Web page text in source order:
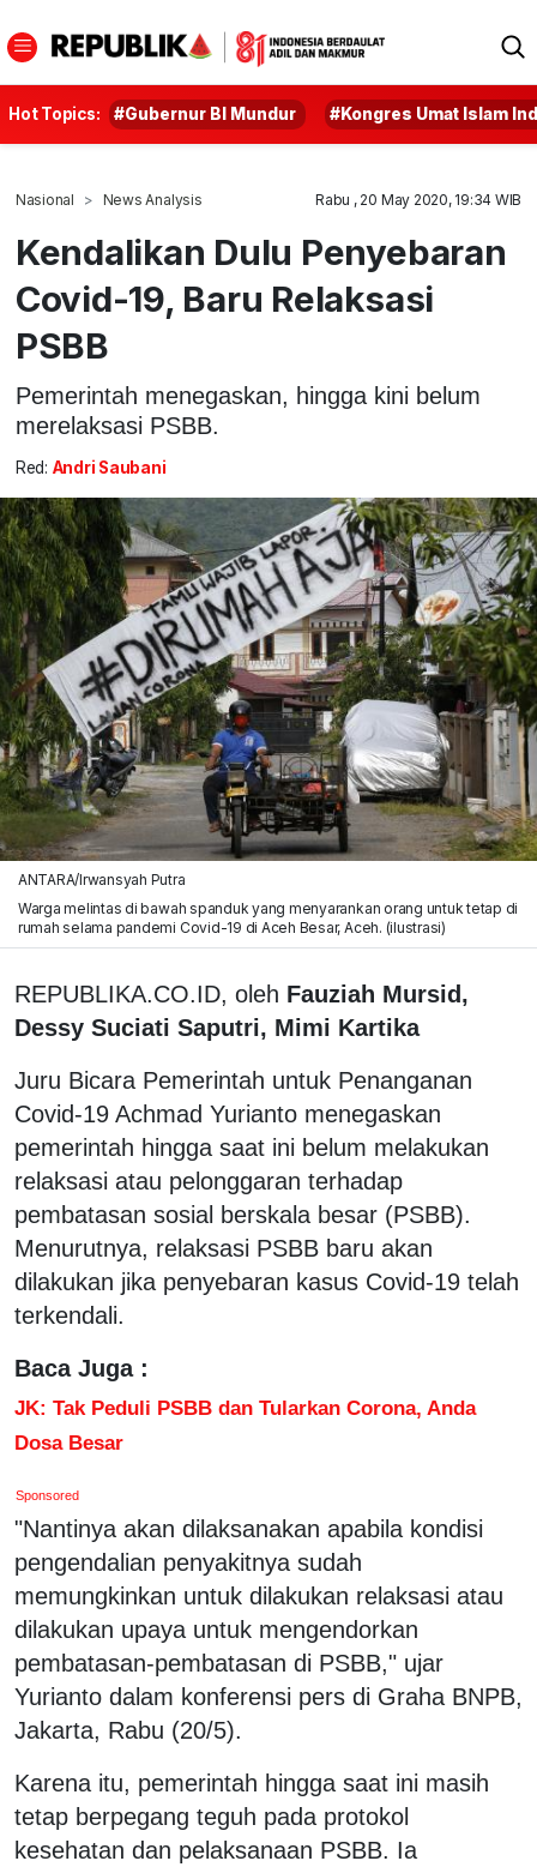
Hot Topics: #Gubernur BI Mundur #Kongres Umat Islam
Nasional News Analysis Rabu , 20 May 2020, 19:34 WIB
Kendalikan Dulu Penyebaran
Covid-19, Baru Relaksasi
PSBB
Pemerintah menegaskan, hingga kini belum
merelaksasi PSBB.
Red: Andri Saubani
ANTARA/Irwansyah Putra
Warga melintas di bawah spanduk yang menyarankan orang untuk tetap di
rumah selama pandemi Covid-19 di Aceh Besar, Aceh. (ilustrasi)
REPUBLIKA.CO.ID, oleh Fauziah Mursid,
Dessy Suciati Saputri, Mimi Kartika
Juru Bicara Pemerintah untuk Penanganan
Covid-19 Achmad Yurianto menegaskan
pemerintah hingga saat ini belum melakukan
relaksasi atau pelonggaran terhadap
pembatasan sosial berskala besar (PSBB).
Menurutnya, relaksasi PSBB baru akan
dilakukan jika penyebaran kasus Covid-19 telah
terkendali.
Baca Juga :
JK: Tak Peduli PSBB dan Tularkan Corona, Anda
Dosa Besar
Sponsored
"Nantinya akan dilaksanakan apabila kondisi
pengendalian penyakitnya sudah
memungkinkan untuk dilakukan relaksasi atau
dilakukan upaya untuk mengendorkan
pembatasan-pembatasan di PSBB," ujar
Yurianto dalam konferensi pers di Graha BNPB,
Jakarta, Rabu (20/5).
Karena itu, pemerintah hingga saat ini masih
tetap berpegang teguh pada protokol
kesehatan dan pelaksanaan PSBB. Ia